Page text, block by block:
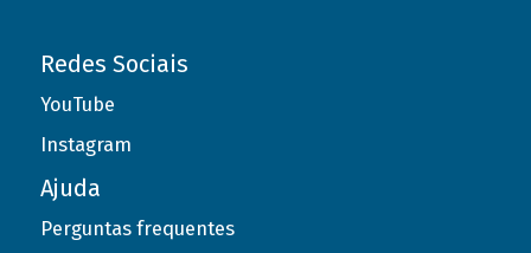
Redes Sociais
YouTube
Instagram
Ajuda
Perguntas frequentes